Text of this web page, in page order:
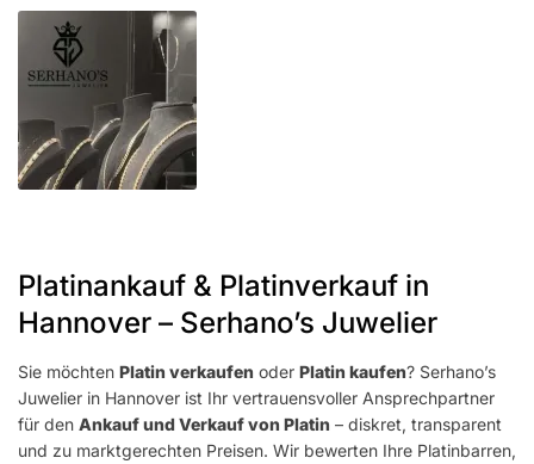
Platinankauf & Platinverkauf in
Hannover – Serhano’s Juwelier
Sie möchten Platin verkaufen oder Platin kaufen? Serhano’s
Juwelier in Hannover ist Ihr vertrauensvoller Ansprechpartner
für den Ankauf und Verkauf von Platin – diskret, transparent
und zu marktgerechten Preisen. Wir bewerten Ihre Platinbarren,